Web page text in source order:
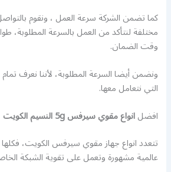
كما تضمن الشركة سرعة العمل ، ونقوم
مختلفة لنتأكد من العمل بالسرعة المطلوبة،
وقت الضمان.
ونضمن أيضا السرعة المطلوبة، لأننا نعرف تمام
التي نتعامل معها.
افضلانواع مقوي سيرفس 5g النسيم الكويت
تتعدد انواع جهاز مقوي سيرفس الكويت،
عالمية مشهورة وتعمل على تقوية الشبكة